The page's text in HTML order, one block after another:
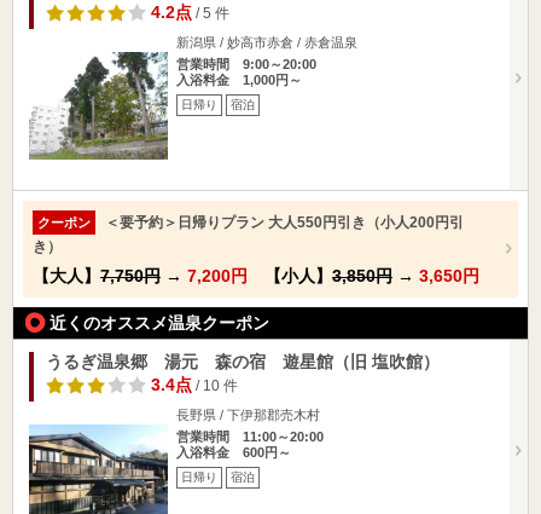
4.2点/ 5 件
新潟県 / 妙高市赤倉 / 赤倉温泉
営業時間 9:00～20:00
入浴料金 1,000円～
日帰り 宿泊
クーポン
＜要予約＞日帰りプラン 大人550円引き（小人200円引
き）
【大人】 7,750円 → 7,200円 【小人】 3,850円 → 3,650円
近くのオススメ温泉クーポン
うるぎ温泉郷 湯元 森の宿 遊星館（旧 塩吹館）
3.4点/ 10 件
長野県 / 下伊那郡売木村
営業時間 11:00～20:00
入浴料金 600円～
日帰り 宿泊